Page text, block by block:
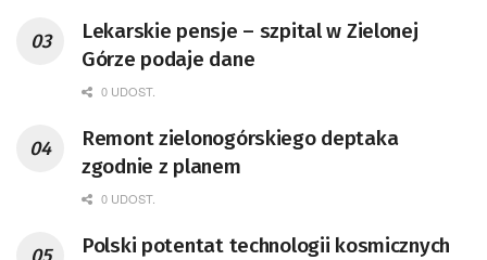
Lekarskie pensje – szpital w Zielonej
Górze podaje dane
0 UDOST.
Remont zielonogórskiego deptaka
zgodnie z planem
0 UDOST.
Polski potentat technologii kosmicznych